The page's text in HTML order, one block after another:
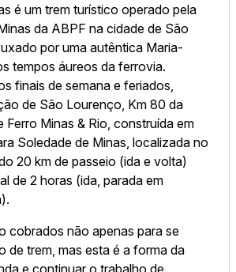
é um trem turístico operado pela
da ABPF na cidade de São
por uma autêntica Maria-
tempos áureos da ferrovia.
finais de semana e feriados,
de São Lourenço, Km 80 da
Ferro Minas & Rio, construída em
Soledade de Minas, localizada no
20 km de passeio (ida e volta)
de 2 horas (ida, parada em
cobrados não apenas para se
de trem, mas esta é a forma da
e continuar o trabalho de